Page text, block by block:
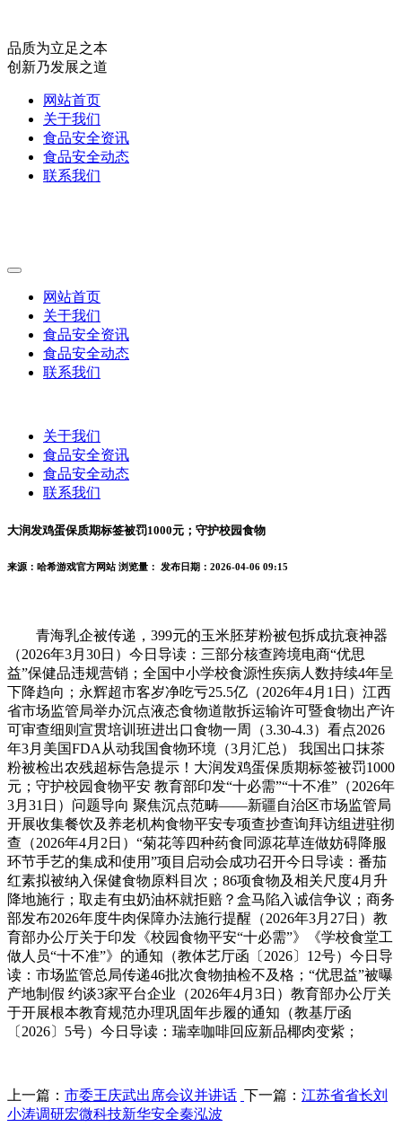
品质为立足之本
创新乃发展之道
网站首页
关于我们
食品安全资讯
食品安全动态
联系我们
网站首页
关于我们
食品安全资讯
食品安全动态
联系我们
关于我们
食品安全资讯
食品安全动态
联系我们
大润发鸡蛋保质期标签被罚1000元；守护校园食物
来源：哈希游戏官方网站 浏览量： 发布日期：2026-04-06 09:15
青海乳企被传递，399元的玉米胚芽粉被包拆成抗衰神器
（2026年3月30日）今日导读：三部分核查跨境电商“优思
益”保健品违规营销；全国中小学校食源性疾病人数持续4年呈
下降趋向；永辉超市客岁净吃亏25.5亿（2026年4月1日）江西
省市场监管局举办沉点液态食物道散拆运输许可暨食物出产许
可审查细则宣贯培训班进出口食物一周（3.30-4.3）看点2026
年3月美国FDA从动我国食物环境（3月汇总） 我国出口抹茶
粉被检出农残超标告急提示！大润发鸡蛋保质期标签被罚1000
元；守护校园食物平安 教育部印发“十必需”“十不准”（2026年
3月31日）问题导向 聚焦沉点范畴——新疆自治区市场监管局
开展收集餐饮及养老机构食物平安专项查抄查询拜访组进驻彻
查（2026年4月2日）“菊花等四种药食同源花草连做妨碍降服
环节手艺的集成和使用”项目启动会成功召开今日导读：番茄
红素拟被纳入保健食物原料目次；86项食物及相关尺度4月升
降地施行；取走有虫奶油杯就拒赔？盒马陷入诚信争议；商务
部发布2026年度牛肉保障办法施行提醒（2026年3月27日）教
育部办公厅关于印发《校园食物平安“十必需”》《学校食堂工
做人员“十不准”》的通知（教体艺厅函〔2026〕12号）今日导
读：市场监管总局传递46批次食物抽检不及格；“优思益”被曝
产地制假 约谈3家平台企业（2026年4月3日）教育部办公厅关
于开展根本教育规范办理巩固年步履的通知（教基厅函
〔2026〕5号）今日导读：瑞幸咖啡回应新品椰肉变紫；
上一篇： 市委王庆武出席会议并讲话 下一篇： 江苏省省长刘
小涛调研宏微科技新华安全秦泓波